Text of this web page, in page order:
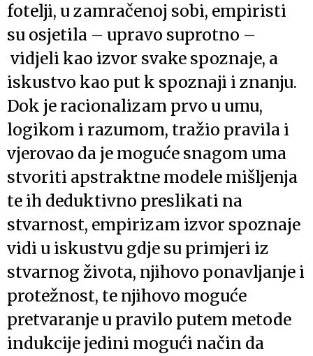
fotelji, u zamračenoj sobi, empiristi
su osjetila – upravo suprotno –
vidjeli kao izvor svake spoznaje, a
iskustvo kao put k spoznaji i znanju.
Dok je racionalizam prvo u umu,
logikom i razumom, tražio pravila i
vjerovao da je moguće snagom uma
stvoriti apstraktne modele mišljenja
te ih deduktivno preslikati na
stvarnost, empirizam izvor spoznaje
vidi u iskustvu gdje su primjeri iz
stvarnog života, njihovo ponavljanje i
protežnost, te njihovo moguće
pretvaranje u pravilo putem metode
indukcije jedini mogući način da